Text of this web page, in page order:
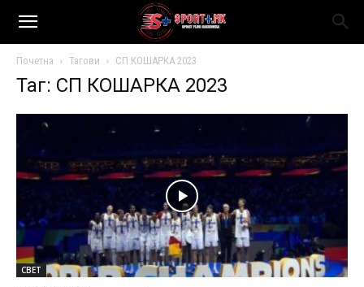
Почетна Тагови СП КОШАРКА 2023
Таг: СП КОШАРКА 2023
СВЕТ